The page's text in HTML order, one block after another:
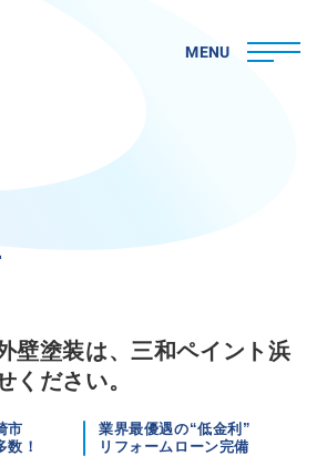
MENU
について
壁塗装は、三和ペイント浜
ください。
市
数！
業界最優遇の“低金利”
リフォームローン完備